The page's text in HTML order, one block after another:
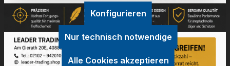
Technische Daten
GPSR Information
Bewertungen
Nur technisch notwendige
Konfigurieren
Alle Cookies akzeptieren